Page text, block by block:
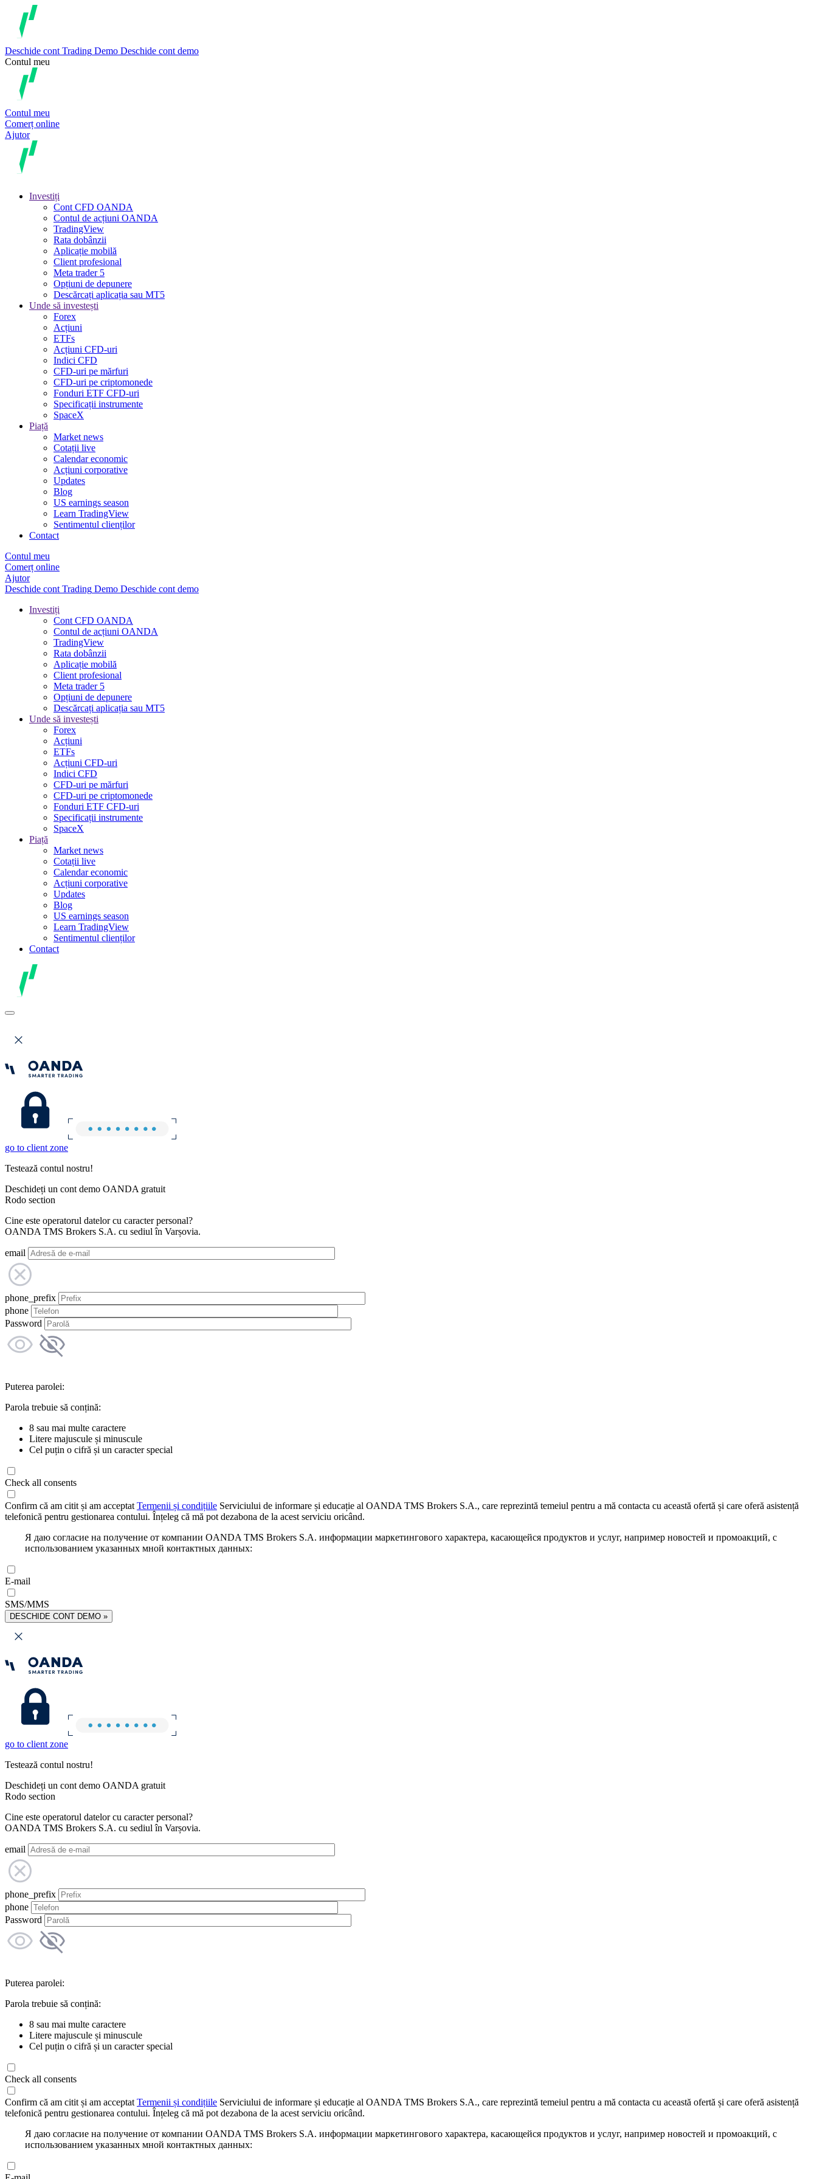
Deschide cont Trading Demo Deschide cont demo
Contul meu
Contul meu
Comerț online
Ajutor
Investiți
Cont CFD OANDA
Contul de acțiuni OANDA
TradingView
Rata dobânzii
Aplicație mobilă
Client profesional
Meta trader 5
Opțiuni de depunere
Descărcați aplicația sau MT5
Unde să investești
Forex
Acțiuni
ETFs
Acțiuni CFD-uri
Indici CFD
CFD-uri pe mărfuri
CFD-uri pe criptomonede
Fonduri ETF CFD-uri
Specificații instrumente
SpaceX
Piață
Market news
Cotații live
Calendar economic
Acțiuni corporative
Updates
Blog
US earnings season
Learn TradingView
Sentimentul clienților
Contact
Contul meu
Comerț online
Ajutor
Deschide cont Trading Demo Deschide cont demo
Investiți
Cont CFD OANDA
Contul de acțiuni OANDA
TradingView
Rata dobânzii
Aplicație mobilă
Client profesional
Meta trader 5
Opțiuni de depunere
Descărcați aplicația sau MT5
Unde să investești
Forex
Acțiuni
ETFs
Acțiuni CFD-uri
Indici CFD
CFD-uri pe mărfuri
CFD-uri pe criptomonede
Fonduri ETF CFD-uri
Specificații instrumente
SpaceX
Piață
Market news
Cotații live
Calendar economic
Acțiuni corporative
Updates
Blog
US earnings season
Learn TradingView
Sentimentul clienților
Contact
go to client zone
Testează contul nostru!
Deschideți un cont demo OANDA gratuit
Rodo section
Cine este operatorul datelor cu caracter personal?
OANDA TMS Brokers S.A. cu sediul în Varșovia.
email
phone_prefix
phone
Password
Puterea parolei:
Parola trebuie să conțină:
8 sau mai multe caractere
Litere majuscule și minuscule
Cel puțin o cifră și un caracter special
Check all consents
Confirm că am citit și am acceptat Termenii și condițiile Serviciului de informare și educație al OANDA TMS Brokers S.A., care reprezintă temeiul pentru a mă contacta cu această ofertă și care oferă asistență
telefonică pentru gestionarea contului. Înțeleg că mă pot dezabona de la acest serviciu oricând.
Я даю согласие на получение от компании OANDA TMS Brokers S.A. информации маркетингового характера, касающейся продуктов и услуг, например новостей и промоакций, с
использованием указанных мной контактных данных:
E-mail
SMS/MMS
DESCHIDE CONT DEMO »
go to client zone
Testează contul nostru!
Deschideți un cont demo OANDA gratuit
Rodo section
Cine este operatorul datelor cu caracter personal?
OANDA TMS Brokers S.A. cu sediul în Varșovia.
email
phone_prefix
phone
Password
Puterea parolei:
Parola trebuie să conțină:
8 sau mai multe caractere
Litere majuscule și minuscule
Cel puțin o cifră și un caracter special
Check all consents
Confirm că am citit și am acceptat Termenii și condițiile Serviciului de informare și educație al OANDA TMS Brokers S.A., care reprezintă temeiul pentru a mă contacta cu această ofertă și care oferă asistență
telefonică pentru gestionarea contului. Înțeleg că mă pot dezabona de la acest serviciu oricând.
Я даю согласие на получение от компании OANDA TMS Brokers S.A. информации маркетингового характера, касающейся продуктов и услуг, например новостей и промоакций, с
использованием указанных мной контактных данных: